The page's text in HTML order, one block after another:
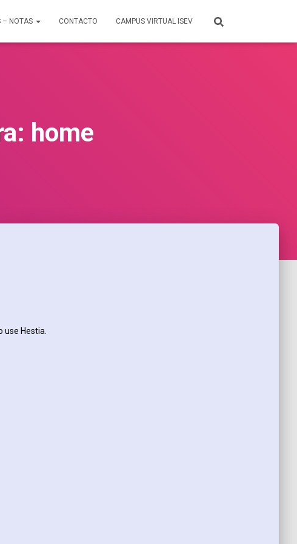
– NOTAS CONTACTO CAMPUS VIRTUAL ISEV
home
Hestia.